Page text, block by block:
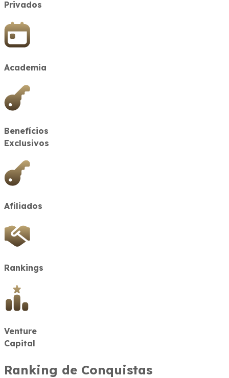
Privados
Academia
Benefícios
Exclusivos
Afiliados
Rankings
Venture
Capital
Ranking de Conquistas